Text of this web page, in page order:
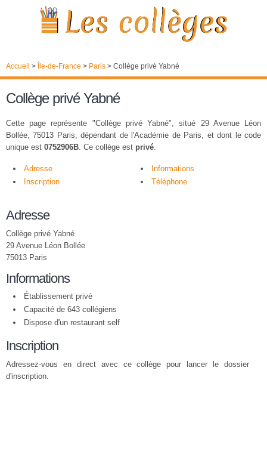
Accueil > Île-de-France > Paris > Collège privé Yabné
Collège privé Yabné
Cette page représente "Collège privé Yabné", situé 29 Avenue Léon
Bollée, 75013 Paris, dépendant de l'Académie de Paris, et dont le code
unique est 0752906B. Ce collège est privé.
Adresse
Informations
Inscription
Téléphone
Adresse
Collège privé Yabné
29 Avenue Léon Bollée
75013 Paris
Informations
Établissement privé
Capacité de 643 collégiens
Dispose d'un restaurant self
Inscription
Adressez-vous en direct avec ce collège pour lancer le dossier
d'inscription.